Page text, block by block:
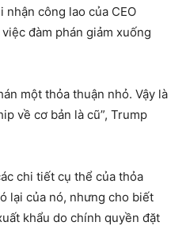
công lao của CEO
đàm phán giảm xuống
một thỏa thuận nhỏ. Vậy là
về cơ bản là cũ”, Trump
chi tiết cụ thể của thỏa
lại của nó, nhưng cho biết
khẩu do chính quyền đặt